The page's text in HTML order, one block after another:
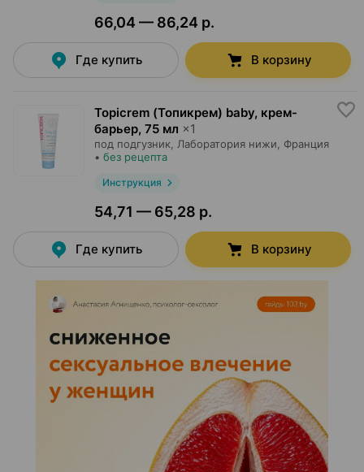
66,04 — 86,24 р.
Где купить В корзину
Topicrem (Топикрем) baby, крем-
барьер, 75 мл ×1
под подгузник, Лаборатория нижи , Франция
• без рецепта
Инструкция
54,71 — 65,28 р.
Где купить В корзину